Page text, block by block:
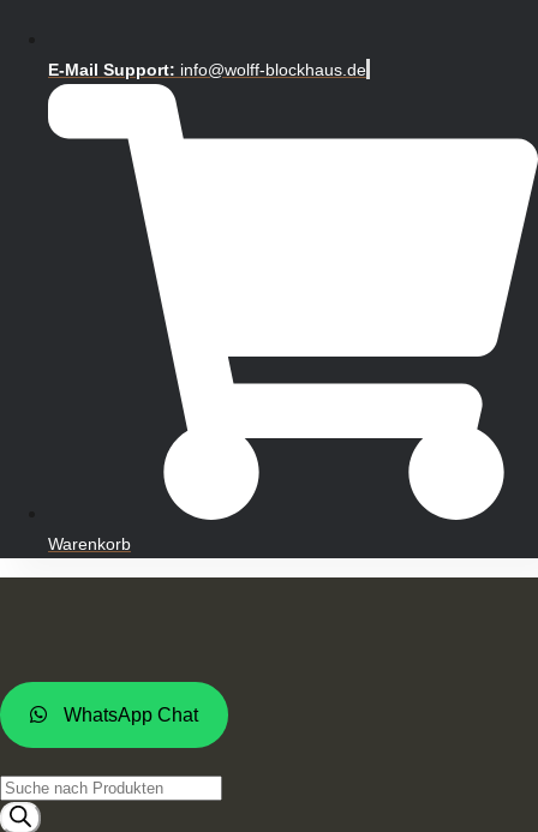
E-Mail Support: info@wolff-blockhaus.de
Warenkorb
WhatsApp Chat
Products
search